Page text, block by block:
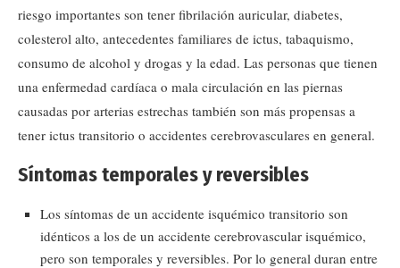
riesgo importantes son tener fibrilación auricular, diabetes,
colesterol alto, antecedentes familiares de ictus, tabaquismo,
consumo de alcohol y drogas y la edad. Las personas que tienen
una enfermedad cardíaca o mala circulación en las piernas
causadas por arterias estrechas también son más propensas a
tener ictus transitorio o accidentes cerebrovasculares en general.
Síntomas temporales y reversibles
Los síntomas de un accidente isquémico transitorio son
idénticos a los de un accidente cerebrovascular isquémico,
pero son temporales y reversibles. Por lo general duran entre